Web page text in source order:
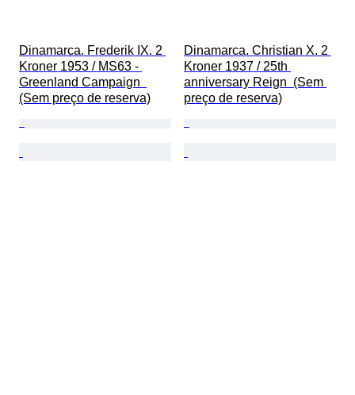
Dinamarca. Frederik IX. 2
Kroner 1953 / MS63 -
Greenland Campaign
(Sem preço de reserva)
Dinamarca. Christian X. 2
Kroner 1937 / 25th
anniversary Reign  (Sem
preço de reserva)